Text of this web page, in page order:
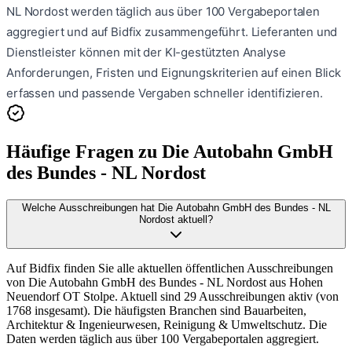
NL Nordostwerden täglich aus über 100 Vergabeportalen
aggregiert und auf Bidfix zusammengeführt. Lieferanten und
Dienstleister können mit der KI-gestützten Analyse
Anforderungen, Fristen und Eignungskriterien auf einen Blick
erfassen und passende Vergaben schneller identifizieren.
Häufige Fragen zu Die Autobahn GmbH
des Bundes - NL Nordost
Welche Ausschreibungen hat Die Autobahn GmbH des Bundes - NL
Nordost aktuell?
Auf Bidfix finden Sie alle aktuellen öffentlichen Ausschreibungen
von Die Autobahn GmbH des Bundes - NL Nordost aus Hohen
Neuendorf OT Stolpe. Aktuell sind 29 Ausschreibungen aktiv (von
1768 insgesamt). Die häufigsten Branchen sind Bauarbeiten,
Architektur & Ingenieurwesen, Reinigung & Umweltschutz. Die
Daten werden täglich aus über 100 Vergabeportalen aggregiert.